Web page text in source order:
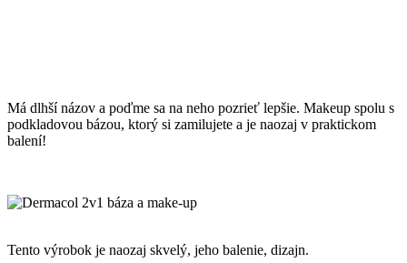
Má dlhší názov a poďme sa na neho pozrieť lepšie. Makeup spolu s
podkladovou bázou, ktorý si zamilujete a je naozaj v praktickom
balení!
Tento výrobok je naozaj skvelý, jeho balenie, dizajn.